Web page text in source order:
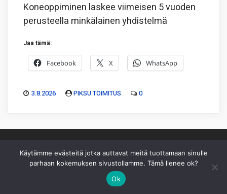
Koneoppiminen laskee viimeisen 5 vuoden
perusteella minkälainen yhdistelmä
Jaa tämä:
Facebook X WhatsApp
3.8.2026 PIKSU TOIMITUS 0
Piksu Oy Käyttöehdot
Käytämme evästeitä jotka auttavat meitä tuottamaan sinulle
parhaan kokemuksen sivustollamme. Tämä lienee ok?
Ok